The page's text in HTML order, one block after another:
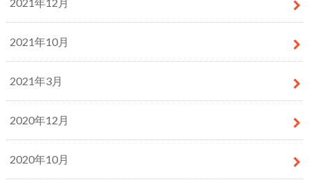
2021年10月
2021年3月
2020年12月
2020年10月